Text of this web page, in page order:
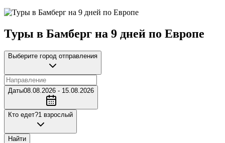
Туры в Бамберг на 9 дней по Европе
Выберите город отправления
Даты08.08.2026 - 15.08.2026
Кто едет?1 взрослый
Найти